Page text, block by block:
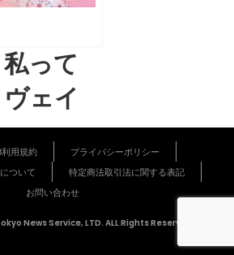
矢報い
る瞬
間」が
輝く映
画『桐
島、部活
やめる
『あり
え～
る・ろ
どんの
私って
ヴェイ
パーウ
ェイヴ
な脳み
その持
用規約
プライバシーポリシー
ついて
特定商法取引法に関する表記
お問い合わせ
News Service, LTD. ALL Rights Reserved.